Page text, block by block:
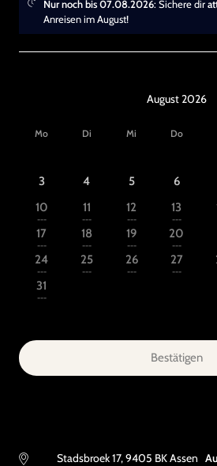
Nur noch bis 07.08.2026: Sichere dir
Anreisen im August!
August 2026
Mo Di Mi Do
3
4 5 6
10
---
11
---
12
---
13
---
17
---
18
---
19
---
20
---
24
---
25
---
26
---
27
---
31
---
Bestätigen
Stadsbroek 17,9405 BKAssen